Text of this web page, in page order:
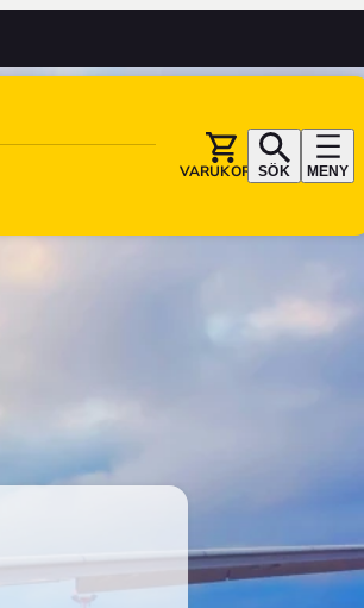
VARUKORGSÖK MENY